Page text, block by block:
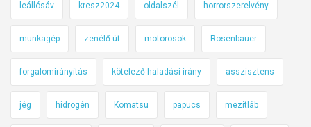
leállósáv kresz2024 oldalszél horrorszerelvény
munkagép zenélő út motorosok Rosenbauer
forgalomirányítás kötelező haladási irány asszisztens
jég hidrogén Komatsu papucs mezítláb